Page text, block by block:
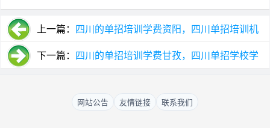
上一篇： 四川的单招培训学费资阳，四川单招培训机
构学费 下一篇： 四川的单招培训学费甘孜，四川单招学校学
网站公告 友情链接 联系我们